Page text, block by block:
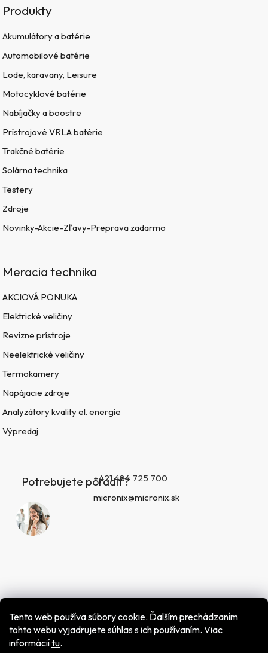
Tento web používa súbory cookie. Ďalším prechádzaním
tohto webu vyjadrujete súhlas s ich používaním. Viac
informáciítu.
Produkty
Akumulátory a batérie
Automobilové batérie
Lode, karavany, Leisure
Motocyklové batérie
Nabíjačky a boostre
Prístrojové VRLA batérie
Trakčné batérie
Solárna technika
Testery
Zdroje
Novinky-Akcie-Zľavy-Preprava zadarmo
Meracia technika
AKCIOVÁ PONUKA
Elektrické veličiny
Revízne prístroje
Neelektrické veličiny
Termokamery
Napájacie zdroje
Analyzátory kvality el. energie
Výpredaj
Potrebujete poradiť?+421 484 725 700
micronix@micronix.sk